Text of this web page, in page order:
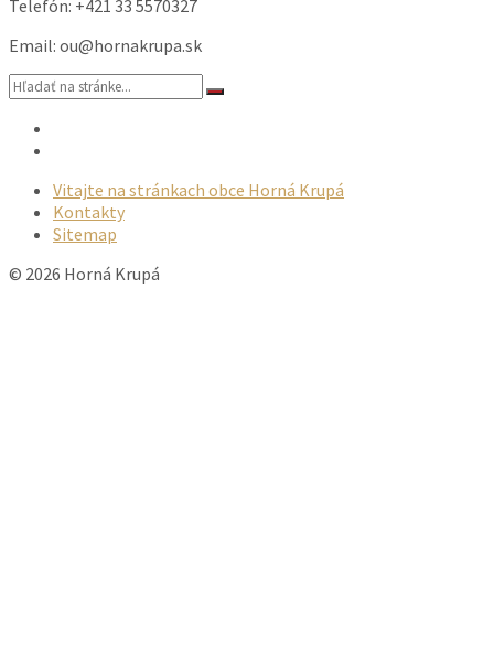
Telefón: +421 33 5570327
Email: ou@hornakrupa.sk
Vyhľadávanie:
Vitajte na stránkach obce Horná Krupá
Kontakty
Sitemap
© 2026 Horná Krupá